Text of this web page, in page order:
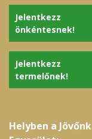
Jelentkezz
önkéntesnek!
Jelentkezz
termelőnek!
Helyben a Jövőnk